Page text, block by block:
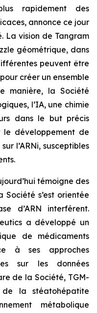
rapidement des
annonce ce jour
La vision de Tangram
géométrique, dans
peuvent être
créer un ensemble
manière, la Société
l’IA, une chimie
dans le but précis
le développement de
l’ARNi, susceptibles
témoigne des
s’est orientée
d’ARN interférent.
a développé un
de médicaments
à ses approches
sur les données
de la Société, TGM-
la stéatohépatite
métabolique